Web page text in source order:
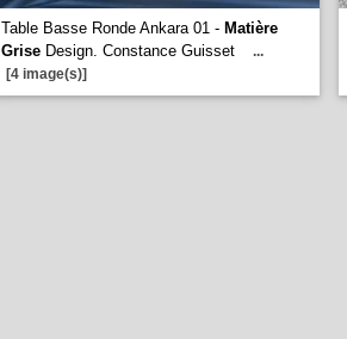
Table Basse Ronde Ankara 01 - Matière
Grise Design. Constance Guisset
...
[4 image(s)]